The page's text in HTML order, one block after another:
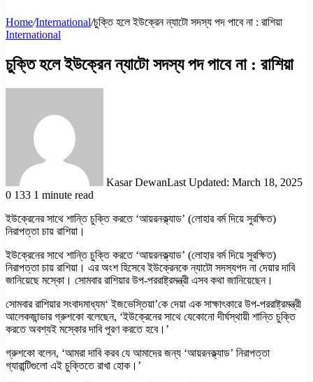
Home/International/চুক্তি হলে ইউক্রেন ন্যাটো সদস্য পদ পাবে না : রাশিয়া
International
চুক্তি হলে ইউক্রেন ন্যাটো সদস্য পদ পাবে না : রাশিয়া
Kasar DewanLast Updated: March 18, 2025
0 133 1 minute read
ইউক্রেনের সাথে শান্তি চুক্তি করতে ‘আয়রনক্ল্যাড’ (লোহার বর্ম দিয়ে সুরক্ষিত)
নিরাপত্তা চায় রাশিয়া।
ইউক্রেনের সাথে শান্তি চুক্তি করতে ‘আয়রনক্ল্যাড’ (লোহার বর্ম দিয়ে সুরক্ষিত)
নিরাপত্তা চায় রাশিয়া। এর অংশ হিসেবে ইউক্রেনকে ন্যাটো সদস্যপদ না দেয়ার দাবি
জানিয়েছে মস্কো। সোমবার রাশিয়ার উপ-পররাষ্ট্রমন্ত্রী এসব কথা জানিয়েছেন।
সোমবার রাশিয়ার সংবাদমাধ্যম‘ ইজভেস্তিয়া’কে দেয়া এক সাক্ষাৎকারে উপ-পররাষ্ট্রমন্ত্রী
আলেকজান্ডার গ্রুশকো বলেছেন, ‘ইউক্রেনের সাথে যেকোনো দীর্ঘস্থায়ী শান্তি চুক্তি
করতে অবশ্যই মস্কোর দাবি পূরণ করতে হবে।’
গ্রুশকো বলেন, ‘আমরা দাবি করব যে আমাদের জন্য ‘আয়রনক্ল্যাড’ নিরাপত্তা
গ্যারান্টিগুলো এই চুক্তিতে রাখা হোক।’